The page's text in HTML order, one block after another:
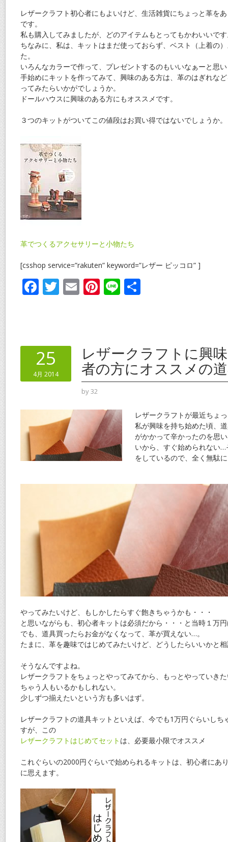
レザークラフト初心者にもよいけど、生活雑貨にちょっと革を
です。
私も購入してみましたが、どのアイテムもとってもかわいいで
ちなみに、私は、キットはまだ使っておらず、ベスト（上着の
た。
いろんなカラーで作って、プレゼントするのもいいなぁーと思
手始めにキットを作ってみて、興味のある方は、革のはぎれな
ってみたらいかがでしょうか。
ドールハウスに興味のある方にもオススメです。
３つのキットがついてこの値段はお買い得ではないでしょうか。
革でつくるアクセサリーと小物たち
[csshop service=”rakuten” keyword=”レザー ピッコロ” ]
F
o
o
k
T E Pi
st
Li
25
4月 2014
レザークラフトに興
者の方にオススメの
by32
レザークラフトが最近ちょ
私が興味を持ち始めた頃、
がかかって辛かったのを思
いから、すぐ始められない
をしているので、全く無駄
やってみたいけど、もしかしたらすぐ飽きちゃうかも・・・
と思いながらも、初心者キットは必須だから・・・と当時１万
でも、道具買ったらお金がなくなって、革が買えない…。
たまに、革を趣味ではじめてみたいけど、どうしたらいいかと
そうなんですよね。
レザークラフトをちょっとやってみてから、もっとやっていき
ちゃう人もいるかもしれない。
少しずつ揃えたいという方も多いはず。
レザークラフトの道具キットといえば、今でも1万円ぐらいしち
すが、この
レザークラフトはじめてセット は、必要最小限でオススメ
これぐらいの2000円ぐらいで始められるキットは、初心者にあ
に思えます。